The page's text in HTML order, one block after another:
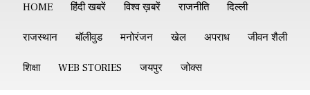
HOME हिंदी खबरें विश्व ख़बरें राजनीति दिल्ली
राजस्थान बॉलीवुड मनोरंजन खेल अपराध जीवन शैली
शिक्षा WEB STORIES जयपुर जोक्स